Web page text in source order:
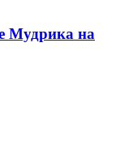
Мудрика на